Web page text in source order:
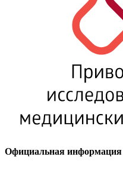
Официальная информация